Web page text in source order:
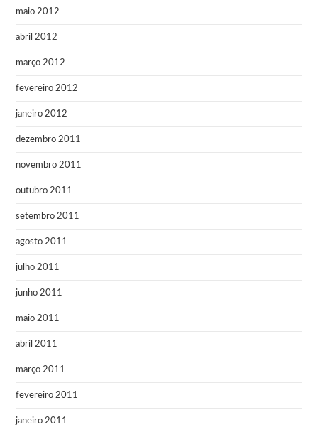
maio 2012
abril 2012
março 2012
fevereiro 2012
janeiro 2012
dezembro 2011
novembro 2011
outubro 2011
setembro 2011
agosto 2011
julho 2011
junho 2011
maio 2011
abril 2011
março 2011
fevereiro 2011
janeiro 2011